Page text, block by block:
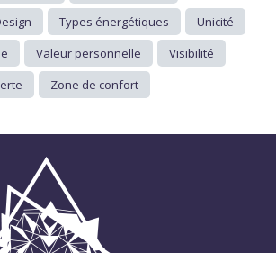
Types énergétiques
Unicité
Valeur personnelle
Visibilité
Zone de confort